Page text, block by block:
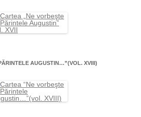
AUGUSTIN…”(VOL. XVIII)